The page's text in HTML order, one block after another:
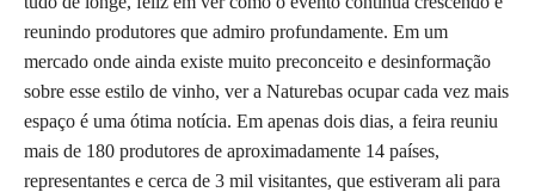
reunindo produtores que admiro profundamente. Em um
mercado onde ainda existe muito preconceito e desinformação
sobre esse estilo de vinho, ver a Naturebas ocupar cada vez mais
espaço é uma ótima notícia. Em apenas dois dias, a feira reuniu
mais de 180 produtores de aproximadamente 14 países,
representantes e cerca de 3 mil visitantes, que estiveram ali para